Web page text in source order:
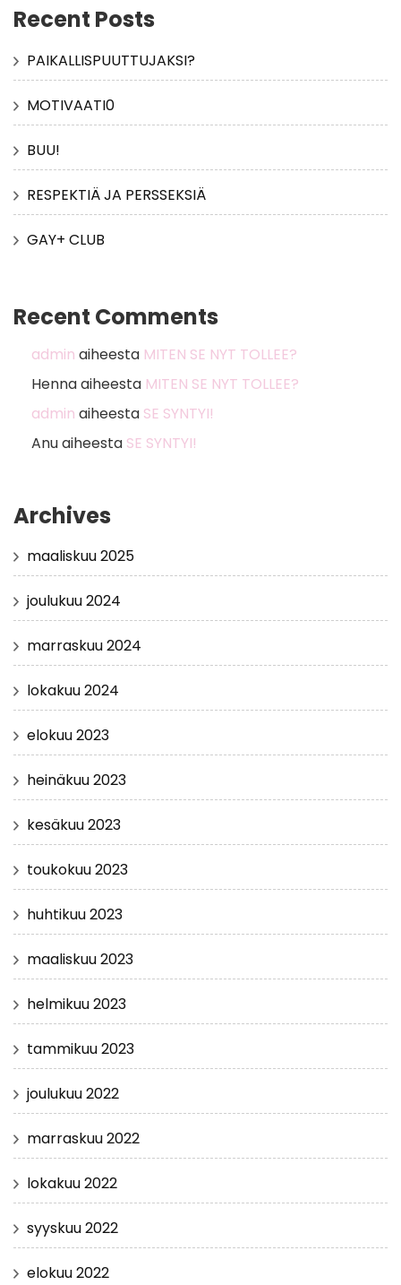
Recent Posts
PAIKALLISPUUTTUJAKSI?
MOTIVAATI0
BUU!
RESPEKTIÄ JA PERSSEKSIÄ
GAY+ CLUB
Recent Comments
admin aiheesta MITEN SE NYT TOLLEE?
Hennaaiheesta MITEN SE NYT TOLLEE?
admin aiheesta SE SYNTYI!
Anuaiheesta SE SYNTYI!
Archives
maaliskuu 2025
joulukuu 2024
marraskuu 2024
lokakuu 2024
elokuu 2023
heinäkuu 2023
kesäkuu 2023
toukokuu 2023
huhtikuu 2023
maaliskuu 2023
helmikuu 2023
tammikuu 2023
joulukuu 2022
marraskuu 2022
lokakuu 2022
syyskuu 2022
elokuu 2022